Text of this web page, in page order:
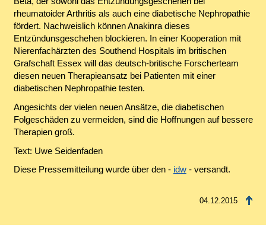
rheumatoider Arthritis als auch eine diabetische Nephropathie
fördert. Nachweislich können Anakinra dieses
Entzündunsgeschehen blockieren. In einer Kooperation mit
Nierenfachärzten des Southend Hospitals im britischen
Grafschaft Essex will das deutsch-britische Forscherteam
diesen neuen Therapieansatz bei Patienten mit einer
diabetischen Nephropathie testen.
Angesichts der vielen neuen Ansätze, die diabetischen
Folgeschäden zu vermeiden, sind die Hoffnungen auf bessere
Therapien groß.
Text: Uwe Seidenfaden
Diese Pressemitteilung wurde über den - idw- versandt.
04.12.2015